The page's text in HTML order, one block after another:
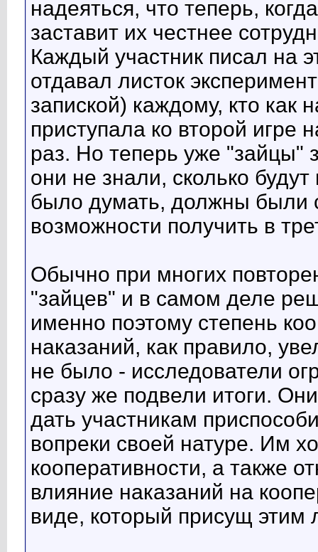
надеяться, что теперь,
заставит их честнее
Каждый участник писал на
отдавал листок
запиской) каждому, кто как
приступала ко второй игре
раз. Но теперь уже "зайцы"
они не знали, сколько
было думать, должны были
возможности получить в
Обычно при многих
"зайцев" и в самом деле
именно поэтому степень
наказаний, как правило,
не было - исследователи
сразу же подвели итоги.
дать участникам
вопреки своей натуре. Им
кооперативности, а также
влияние наказаний на
виде, который присущ этим